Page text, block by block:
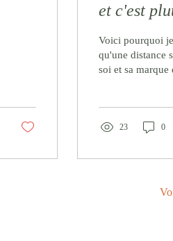
et c'est
bonne
Voici pourquoi
qu'une distance
soi et sa marque
23 0